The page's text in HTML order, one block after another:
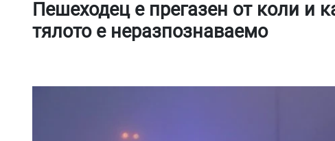
Пешеходец е прегазен от коли и
тялото е неразпознаваемо